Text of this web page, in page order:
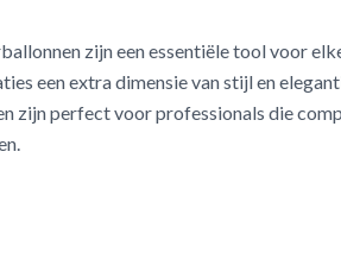
zijn een essentiële tool voor
een extra dimensie van stijl en
zijn perfect voor professionals die